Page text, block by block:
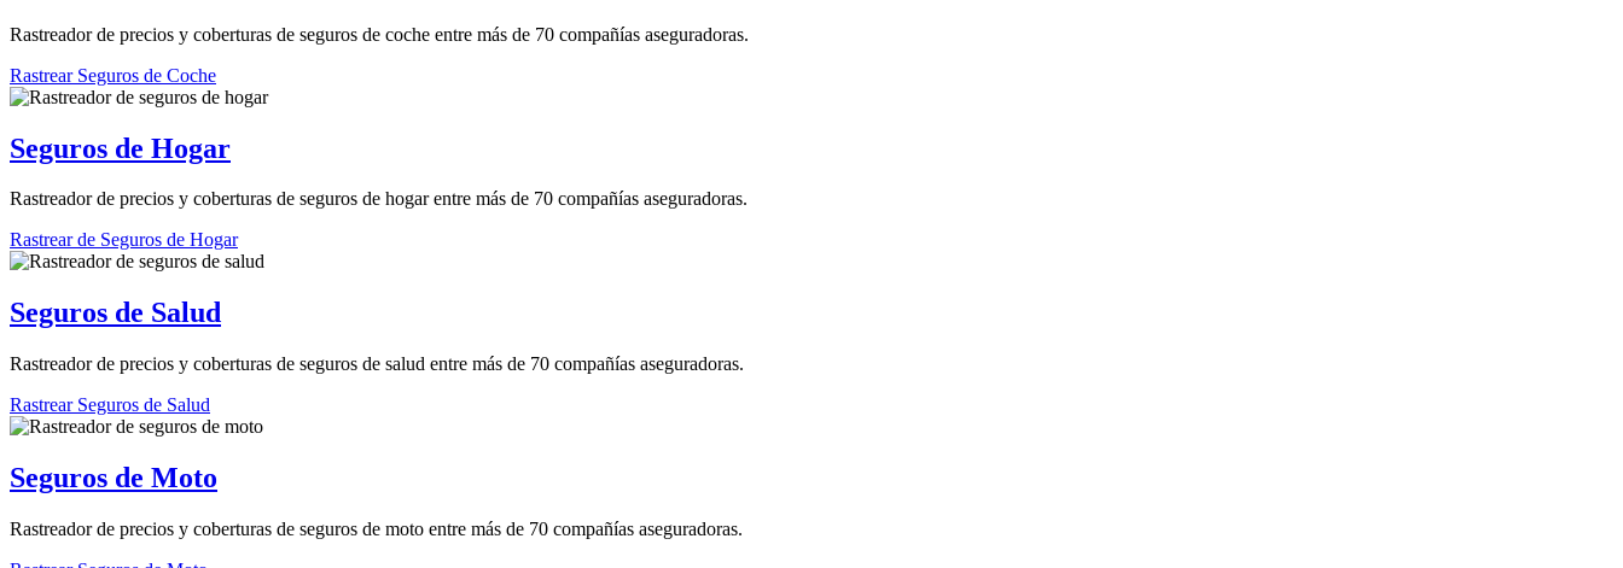
Rastreador de precios y coberturas de seguros de coche entre más de 70 compañías aseguradoras.
Rastrear Seguros de Coche
Seguros de Hogar
Rastreador de precios y coberturas de seguros de hogar entre más de 70 compañías aseguradoras.
Rastrear de Seguros de Hogar
Seguros de Salud
Rastreador de precios y coberturas de seguros de salud entre más de 70 compañías aseguradoras.
Rastrear Seguros de Salud
Seguros de Moto
Rastreador de precios y coberturas de seguros de moto entre más de 70 compañías aseguradoras.